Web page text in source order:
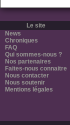
Le site
News
Chroniques
FAQ
Qui sommes-nous ?
Nos partenaires
Faites-nous connaitre
Nous contacter
Nous soutenir
Mentions légales